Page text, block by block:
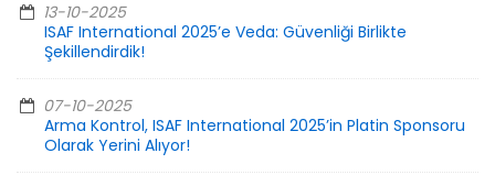
13-10-2025
ISAF International 2025’e Veda: Güvenliği Birlikte
Şekillendirdik!
07-10-2025
Arma Kontrol, ISAF International 2025’in Platin Sponsoru
Olarak Yerini Alıyor!